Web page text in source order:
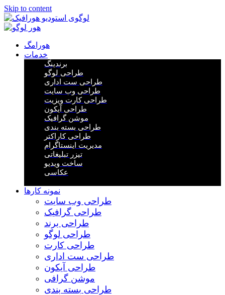
Skip to content
هورامگ
خدمات
برندینگ
طراحی لوگو
طراحی ست اداری
طراحی وب سایت
طراحی کارت ویزیت
طراحی آیکون
موشن گرافیک
طراحی بسته بندی
طراحی کاراکتر
مدیریت اینستاگرام
تیزر تبلیغاتی
ساخت ویدیو
عکاسی
نمونه کارها
طراحی وب سایت
طراحی گرافیک
طراحی برند
طراحی لوگو
طراحی کارت
طراحی ست اداری
طراحی آیکون
موشن گرافی
طراحی بسته بندی